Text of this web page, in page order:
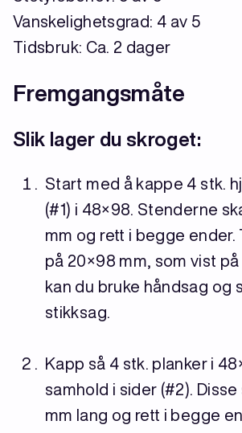
Vanskelighetsgrad: 4 av 5
Tidsbruk: Ca. 2 dager
Fremgangsmåte
Slik lager du skroget:
Start med å kappe 4 stk.
(#1) i 48×98. Stenderne
mm og rett i begge ender.
på 20×98 mm, som vist
kan du bruke håndsag og
stikksag.
Kapp så 4 stk. planker i
samhold i sider (#2).
mm lang og rett i begge